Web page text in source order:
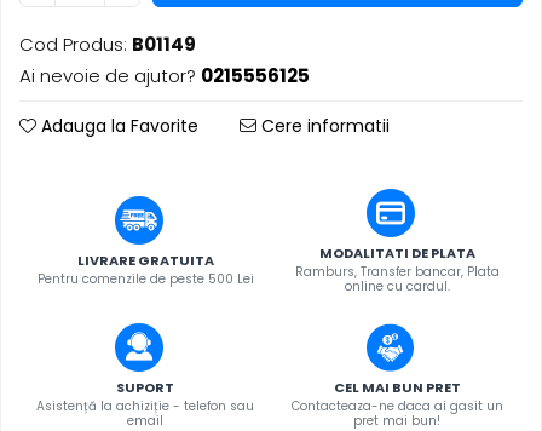
Cod Produs: B01149
Ai nevoie de ajutor? 0215556125
Adauga la Favorite Cere informatii
LIVRARE GRATUITA
Pentru comenzile de peste 500 Lei
MODALITATI DE PLATA
Ramburs, Transfer bancar, Plata
online cu cardul.
SUPORT
Asistență la achiziție - telefon sau
email
CEL MAI BUN PRET
Contacteaza-ne daca ai gasit un
pret mai bun!